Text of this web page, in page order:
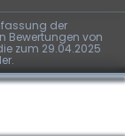
der
Bewertungen von
zum 29.04.2025